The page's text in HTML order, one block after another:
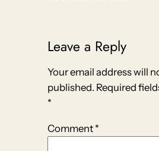
Leave a Reply
Your email address will
published. Required
*
Comment *